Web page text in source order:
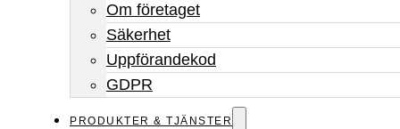
Om företaget
Säkerhet
Uppförandekod
GDPR
PRODUKTER & TJÄNSTER